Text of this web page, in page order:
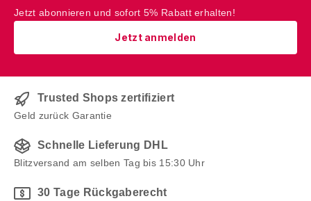
Jetzt abonnieren und sofort 5% Rabatt erhalten!
Jetzt anmelden
Trusted Shops zertifiziert
Geld zurück Garantie
Schnelle Lieferung DHL
Blitzversand am selben Tag bis 15:30 Uhr
30 Tage Rückgaberecht